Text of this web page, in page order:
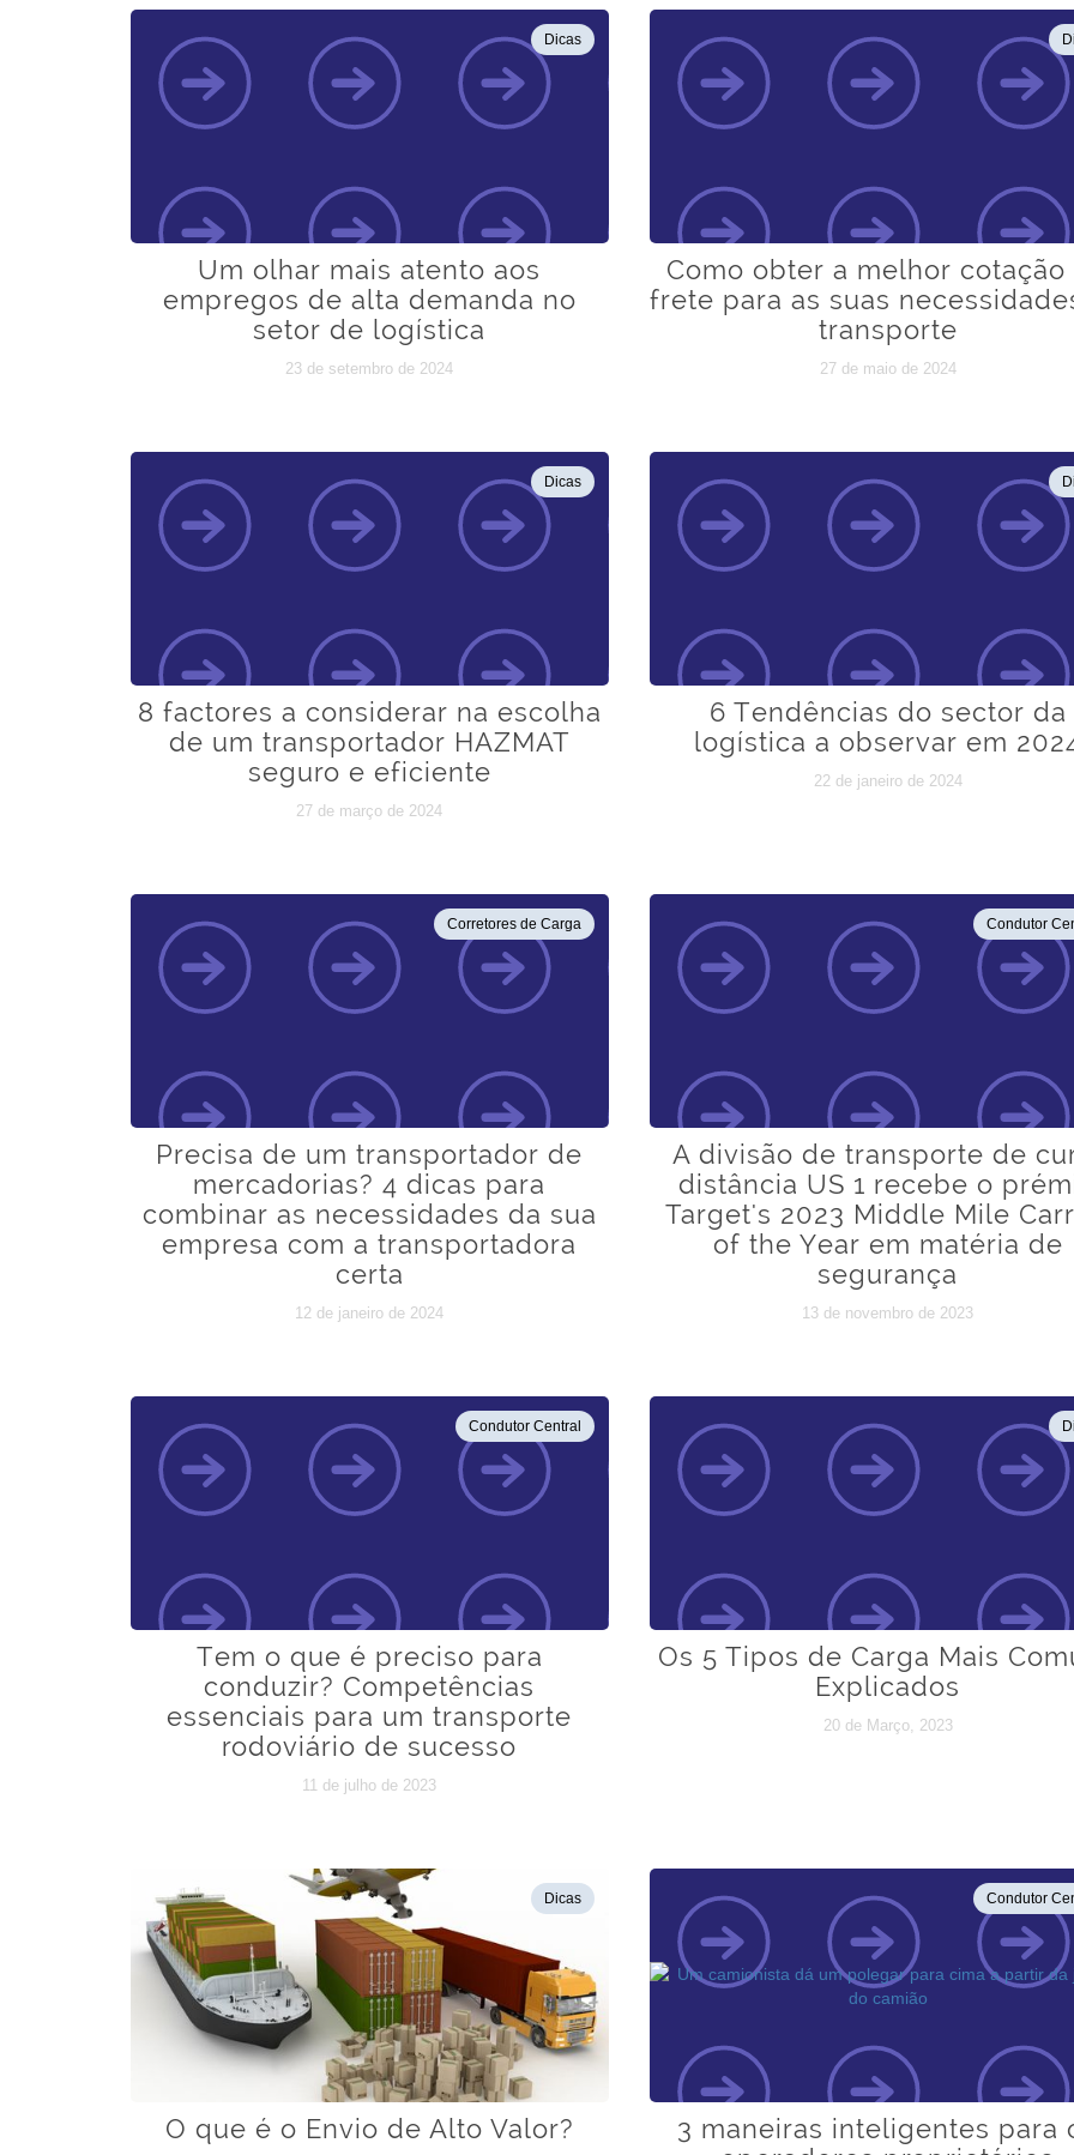
Dicas
Um olhar mais atento aos
empregos de alta demanda no
setor de logística
23 de setembro de 2024
Como obter a melhor cotação
frete para as suas
transporte
27 de maio de 2024
Dicas
8 factores a considerar na escolha
de um transportador HAZMAT
seguro e eficiente
27 de março de 2024
6 Tendências do sector da
logística a observar em
22 de janeiro de 2024
Corretores de Carga
Precisa de um transportador de
mercadorias? 4 dicas para
combinar as necessidades da sua
empresa com a transportadora
certa
12 de janeiro de 2024
Condutor
A divisão de transporte de
distância US 1 recebe o
Target's 2023 Middle Mile
of the Year em matéria de
segurança
13 de novembro de 2023
Condutor Central
Tem o que é preciso para
conduzir? Competências
essenciais para um transporte
rodoviário de sucesso
11 de julho de 2023
Os 5 Tipos de Carga Mais
Explicados
20 de Março, 2023
Dicas
O que é o Envio de Alto Valor?
Condutor
3 maneiras inteligentes para